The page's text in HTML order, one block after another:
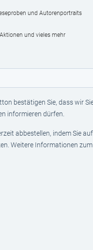
und Autorenportraits
und vieles mehr
bestätigen Sie, dass wir
informieren dürfen.
abbestellen, indem Sie
Weitere Informationen